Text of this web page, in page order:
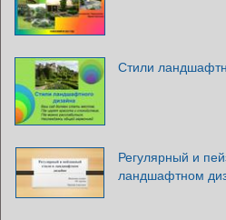
Стили
Регулярный и
ландшафтном